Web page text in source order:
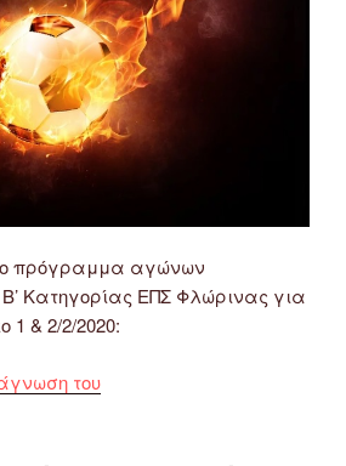
&
23/2/2020
(18η
Αγωνιστική)”
πρόγραμμα αγώνων
Κατηγορίας ΕΠΣ Φλώρινας για
1 & 2/2/2020:
του“Πρόγραμμα